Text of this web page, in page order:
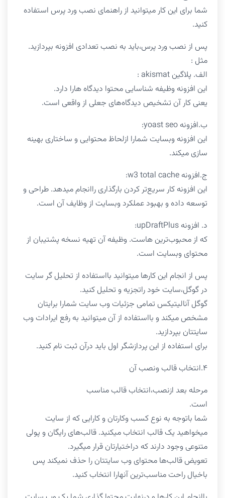
شما برای این کار میتوانید از راهنمای نصب ورد پرس استفاده
کنید.
پس از نصب ورد پرس،باید به نصب تعدادی افزونه بپردازید.
مثل :
الف. پلاگین akismat :
این افزونه وظیفه شناسایی محتوا دیدگاه هارا دارد.
یعنی کار آن تشخیص دیدگاه‌های جعلی از واقعی است.
ب.افزونه yoast seo:
این افزونه وبسایت شمارا ازلحاظ محتوایی و ساختاری بهینه
سازی میکند.
ج.افزونه w3 total cache:
این افزونه کار سریع‌تر کردن بارگذاری راانجام میدهد. طراحی و
توسعه داده و بهبود عملکرد وبسایت از وظایف آن است.
د. افزونه upDraftPlus:
که از محبوب‌ترین هاست. وظیفه آن تهیه نسخه پشتیبان از
محتوای وبسایت است.
پس از انجام این کار‌ها میتوانید بااستفاده از تحلیل گر سایت
در گوگل،سایت خود راتجزیه و تحلیل کنید.
گوگل آنالیتیکس تمامی جزئیات وب سایت شمارا برایتان
مشخص میکند و بااستفاده از آن میتوانید به رفع ایرادات وب
سایتتان بپردازید.
برای استفاده از این پردازشگر اول باید درآن ثبت نام کنید.
۴.انتخاب قالب ونصب آن
مرحله بعد ازنصب،انتخاب قالب مناسب
است.
شما باتوجه به نوع کسب وکارتان و کارایی که از سایت
میخواهید یک قالب انتخاب میکنید. قالب‌های رایگان و پولی
متنوعی وجود دارند که دراختیارتان قرار میگیرد.
تعویض قالب‌ها محتوای وب سایتتان را حذف نمیکند پس
باخیال راحت مناسب‌ترین آنهارا انتخاب کنید.